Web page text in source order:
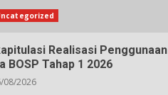
Realisasi Penggunaan
BOSP Tahap 1 2026
08/2026